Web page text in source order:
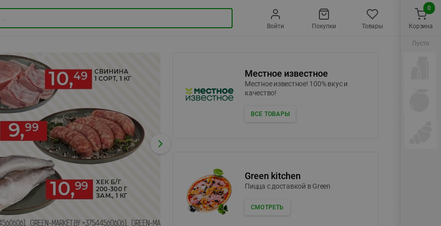
Войти Покупки Товары
Местное известное
Местное известное! 100% вкус и
качество!
ВСЕ ТОВАРЫ
Green kitchen
Пицца c доставкой в Green
СМОТРЕТЬ
Корзина
0
Пусто